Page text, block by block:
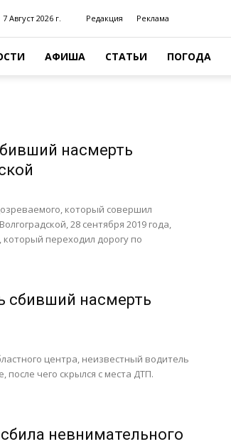
7 Август 2026 г. Редакция Реклама
АФИША СТАТЬИ ПОГОДА
насмерть
который совершил
28 сентября 2019 года,
переходил дорогу по
сбивший насмерть
центра, неизвестный водитель
чего скрылся с места ДТП.
невнимательного